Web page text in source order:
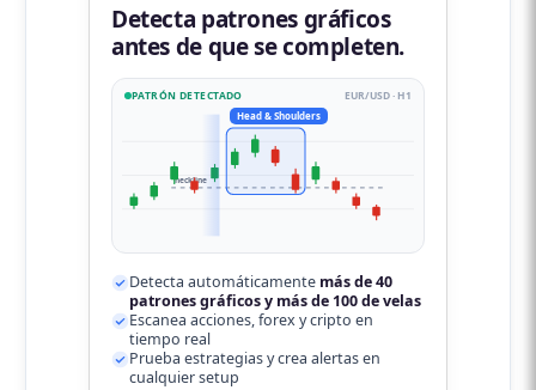
Detecta patrones gráficos
antes de que se completen.
PATRÓN DETECTADO EUR/USD · H1
neckline
Head & Shoulders
Detecta automáticamente más de 40
patrones gráficos y más de 100 de velas
Escanea acciones, forex y cripto en
tiempo real
Prueba estrategias y crea alertas en
cualquier setup